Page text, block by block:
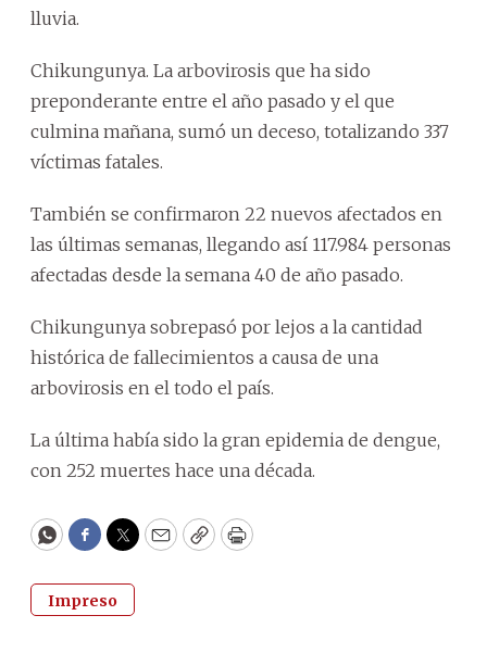
lluvia.
Chikungunya. La arbovirosis que ha sido
preponderante entre el año pasado y el que
culmina mañana, sumó un deceso, totalizando 337
víctimas fatales.
También se confirmaron 22 nuevos afectados en
las últimas semanas, llegando así 117.984 personas
afectadas desde la semana 40 de año pasado.
Chikungunya sobrepasó por lejos a la cantidad
histórica de fallecimientos a causa de una
arbovirosis en el todo el país.
La última había sido la gran epidemia de dengue,
con 252 muertes hace una década.
WhatsApp
Facebook
Twitter
EmailCopyPrint
Impreso